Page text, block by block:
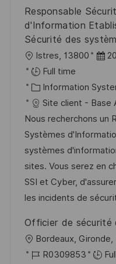
Responsable
d'Information
Sécurité des
L
o
c
a
t
i
o
n
Istres, 13800
P
s
t
e
d
D
a
t
e
Full time
C
a
t
e
g
o
r
y
Information
Site client - Base
Nous recherchons un
Systèmes
systèmes
sites. Vous serez en
SSI et Cyber,
les incidents de
Officier de sécurité
L
o
Bordeaux,
J
R0309853